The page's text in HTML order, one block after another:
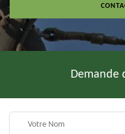
Demande